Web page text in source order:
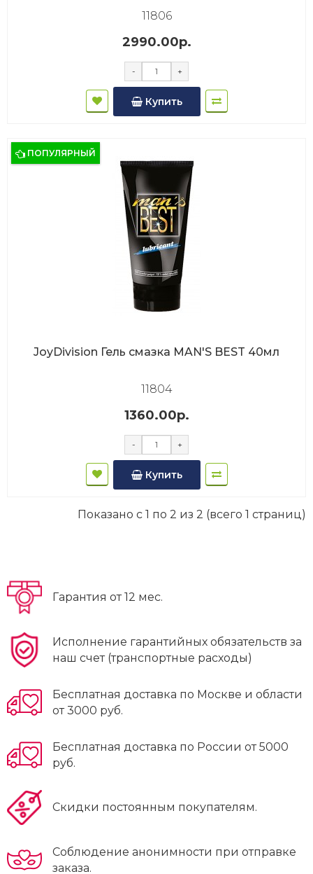
11806
2990.00р.
- +
Купить
ПОПУЛЯРНЫЙ
JoyDivision Гель смазка MAN'S BEST 40мл
11804
1360.00р.
- +
Купить
Показано с 1 по 2 из 2 (всего 1 страниц)
Гарантия от 12 мес.
Исполнение гарантийных обязательств за
наш счет (транспортные расходы)
Бесплатная доставка по Москве и области
от 3000 руб.
Бесплатная доставка по России от 5000
руб.
Скидки постоянным покупателям.
Соблюдение анонимности при отправке
заказа.